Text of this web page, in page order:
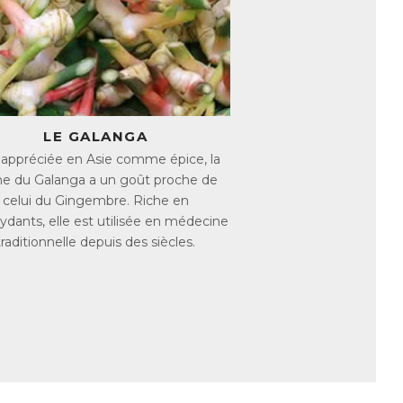
nerveux, pour une transmission
végétaux et de nutriments qui
qui contribue à maintenir un bon
tandis que la Niacine contribue au bon
diminuer la sensation de fatigue qui
LE GALANGA
en Asie comme épice, la
du Galanga a un goût proche de
celui du Gingembre. Riche en
elle est utilisée en médecine
depuis des siècles.